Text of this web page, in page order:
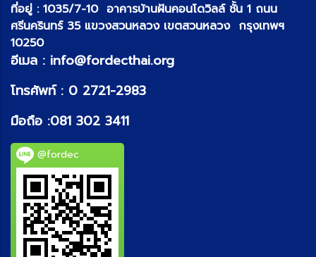
ที่อยู่ : 1035/7-10 อาคารบ้านฝันคอนโดวิลล์ ชั้น 1 ถนน
ศรีนครินทร์ 35 แขวงสวนหลวง เขตสวนหลวง กรุงเทพฯ
10250
อีเมล : info@fordecthai.org
โทรศัพท์ : 0 2721-2983
มือถือ :081 302 3411
@fordec